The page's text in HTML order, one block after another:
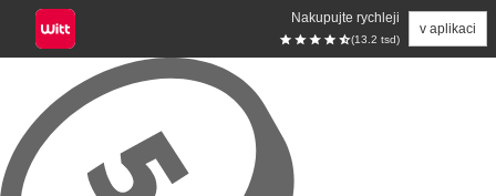
Nakupujte rychleji
(13.2 tsd)
v aplikaci
Přeskočit na hlavní obsah